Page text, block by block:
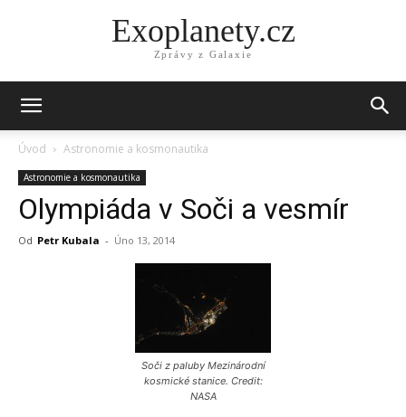
Exoplanety.cz
Zprávy z Galaxie
Úvod Astronomie a kosmonautika
Astronomie a kosmonautika
Olympiáda v Soči a vesmír
Od Petr Kubala - Úno 13, 2014
Soči z paluby Mezinárodní
kosmické stanice. Credit:
NASA